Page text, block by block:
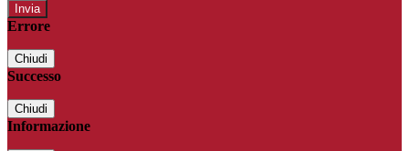
Errore
Chiudi
Successo
Chiudi
Informazione